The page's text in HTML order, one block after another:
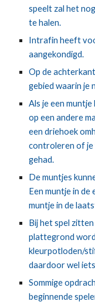
speelt zal het
te halen.
Intrafin heeft
aangekondigd.
Op de
gebied waarin je
Als je een
op een andere
een driehoek
controleren of je
gehad.
De muntjes
Een muntje in
muntje in de
Bij het spel
plattegrond
kleurpotloden/
daardoor wel
Sommige
beginnende